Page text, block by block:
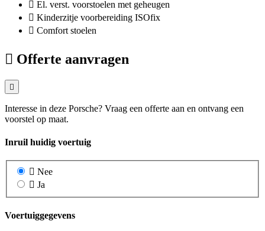
El. verst. voorstoelen met geheugen
Kinderzitje voorbereiding ISOfix
Comfort stoelen
Offerte aanvragen
Interesse in deze Porsche? Vraag een offerte aan en ontvang een
voorstel op maat.
Inruil huidig voertuig
Nee
Ja
Voertuiggegevens